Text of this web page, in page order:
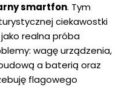
smartfon. Tym
ciekawostki
realna próba
wagę urządzenia,
a baterią oraz
flagowego